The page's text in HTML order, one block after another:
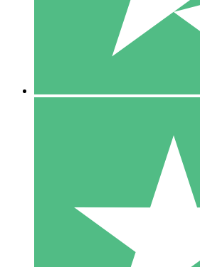
10 00
10 Nedladdningar
20 00